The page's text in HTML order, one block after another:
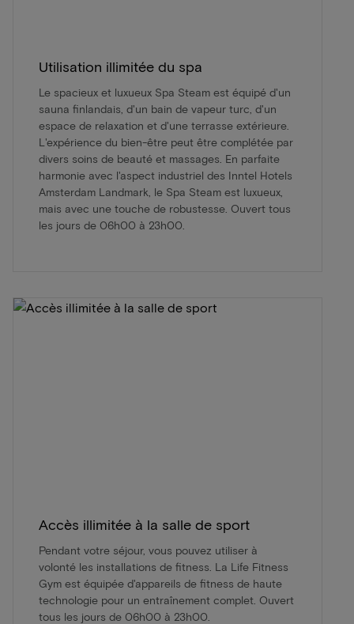
Utilisation illimitée du spa
Le spacieux et luxueux Spa Steam est équipé d'un
sauna finlandais, d'un bain de vapeur turc, d'un
espace de relaxation et d'une terrasse extérieure.
L'expérience du bien-être peut être complétée par
divers soins de beauté et massages. En parfaite
harmonie avec l'aspect industriel des Inntel Hotels
Amsterdam Landmark, le Spa Steam est luxueux,
mais avec une touche de robustesse. Ouvert tous
les jours de 06h00 à 23h00.
Accès illimitée à la salle de sport
Pendant votre séjour, vous pouvez utiliser à
volonté les installations de fitness. La Life Fitness
Gym est équipée d'appareils de fitness de haute
technologie pour un entraînement complet. Ouvert
tous les jours de 06h00 à 23h00.